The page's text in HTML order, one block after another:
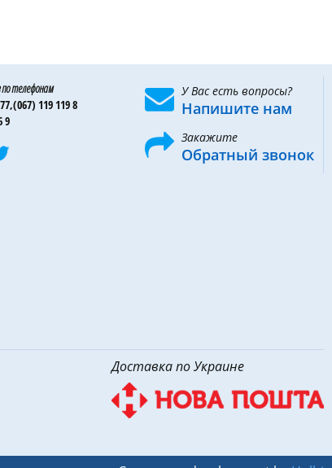
телефонам
(067) 119 119 8
9
У Вас есть вопросы?
Напишите нам
Закажите
Обратный звонок
Доставка по Украине